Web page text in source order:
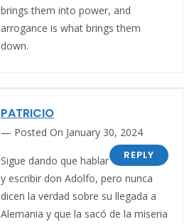
brings them into power, and
arrogance is what brings them
down.
PATRICIO
Posted On January 30, 2024
REPLY
Sigue dando que hablar
y escribir don Adolfo, pero nunca
dicen la verdad sobre su llegada a
Alemania y que la sacó de la miseria